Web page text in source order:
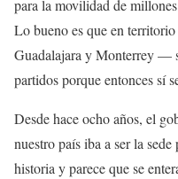
para la movilidad de
Lo bueno es que en
Guadalajara y Monterrey —
partidos porque entonces sí
Desde hace ocho años, el
nuestro país iba a ser la
historia y parece que se